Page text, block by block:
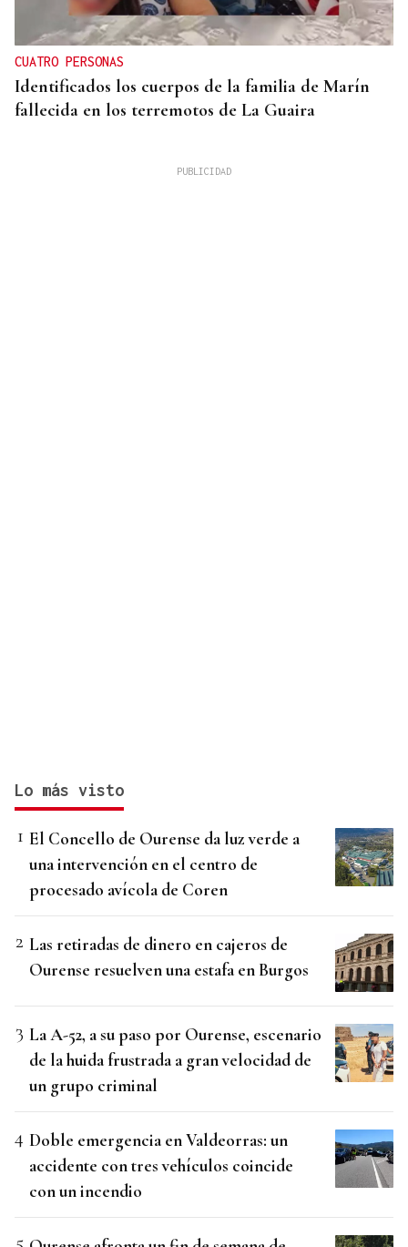
CUATRO PERSONAS
Identificados los cuerpos de la familia de Marín
fallecida en los terremotos de La Guaira
Lo más visto
El Concello de Ourense da luz verde a
una intervención en el centro de
procesado avícola de Coren
Las retiradas de dinero en cajeros de
Ourense resuelven una estafa en Burgos
La A-52, a su paso por Ourense, escenario
de la huida frustrada a gran velocidad de
un grupo criminal
Doble emergencia en Valdeorras: un
accidente con tres vehículos coincide
con un incendio